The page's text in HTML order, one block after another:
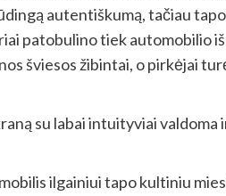
autentiškumą, tačiau
patobulino tiek automobilio
šviesos žibintai, o pirkėjai
su labai intuityviai valdoma
ilgainiui tapo kultiniu